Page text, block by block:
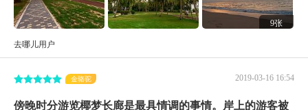
9张
去哪儿用户
2019-03-16 16:54
金骆驼
傍晚时分游览椰梦长廊是最具情调的事情。岸上的游客被